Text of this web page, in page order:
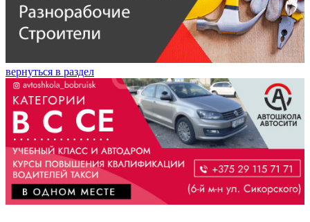
вернуться в раздел